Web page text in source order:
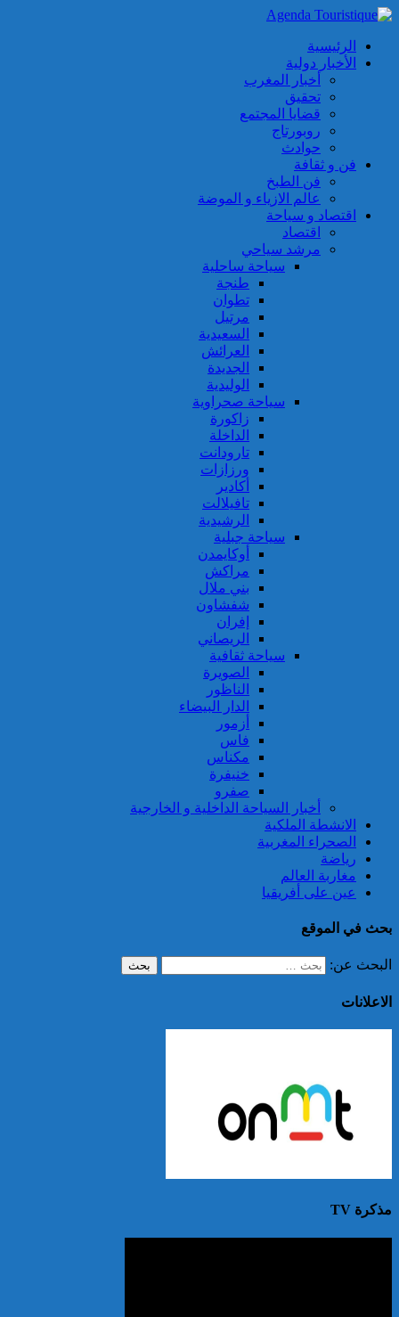
الرئيسية
الأخبار دولية
أخبار المغرب
تحقيق
قضايا المجتمع
روبورتاج
حوادث
فن و ثقافة
فن الطبخ
عالم الازياء و الموضة
اقتصاد و سياحة
اقتصاد
مرشد سياحي
سياحة ساحلية
طنجة
تطوان
مرتيل
السعيدية
العرائش
الجديدة
الوليدية
سياحة صحراوية
زاكورة
الداخلة
تارودانت
ورزازات
أكادير
تافيلالت
الرشيدية
سياحة جبلية
أوكايمدن
مراكش
بني ملال
شفشاون
إفران
الريصاني
سياحة ثقافية
الصويرة
الناظور
الدار البيضاء
أزمور
فاس
مكناس
خنيفرة
صفرو
أخبار السياحة الداخلية و الخارجية
الانشطة الملكية
الصحراء المغربية
رياضة
مغاربة العالم
عين على أفريقيا
بحث في الموقع
البحث عن:
الاعلانات
مذكرة TV